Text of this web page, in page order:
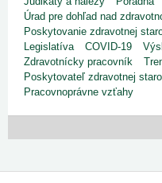
Úrad pre dohľad nad
Poskytovanie zdravotnej
Legislatíva
COVID-19
Zdravotnícky pracovník
Poskytovateľ zdravotnej
Pracovnoprávne vzťahy